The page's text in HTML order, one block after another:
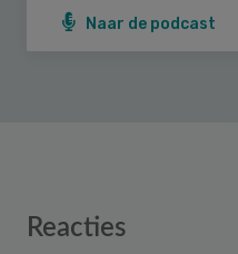
Naar de podcast
Reader
Reacties